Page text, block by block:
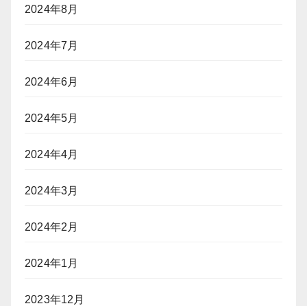
2024年8月
2024年7月
2024年6月
2024年5月
2024年4月
2024年3月
2024年2月
2024年1月
2023年12月